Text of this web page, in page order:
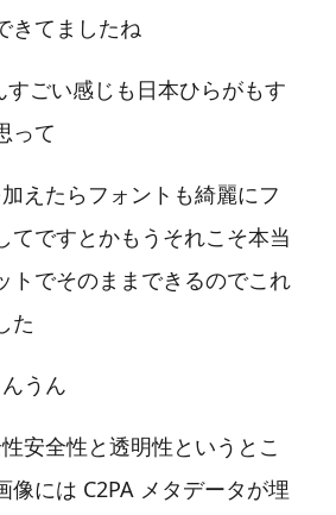
きてましたね
すごい感じも日本ひらがもす
って
えたらフォントも綺麗にフ
てですとかもうそれこそ本当
トでそのままできるのでこれ
た
うん
安全性と透明性というとこ
像には C2PA メタデータが埋